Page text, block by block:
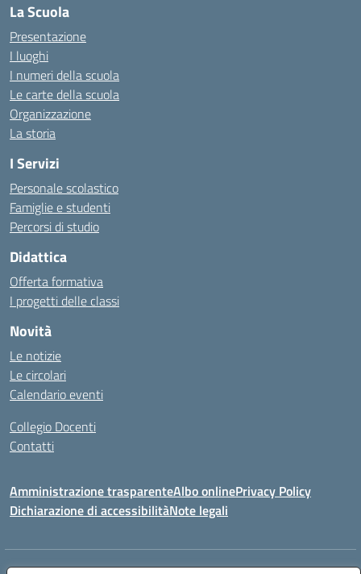
La Scuola
Presentazione
I luoghi
I numeri della scuola
Le carte della scuola
Organizzazione
La storia
I Servizi
Personale scolastico
Famiglie e studenti
Percorsi di studio
Didattica
Offerta formativa
I progetti delle classi
Novità
Le notizie
Le circolari
Calendario eventi
Collegio Docenti
Contatti
Amministrazione trasparenteAlbo onlinePrivacy Policy
Dichiarazione di accessibilitàNote legali